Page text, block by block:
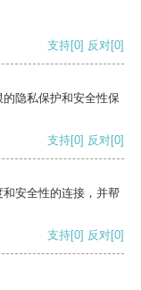
支持[0] 反对[0]
隐私保护和安全性保
支持[0] 反对[0]
安全性的连接，并帮
支持[0] 反对[0]